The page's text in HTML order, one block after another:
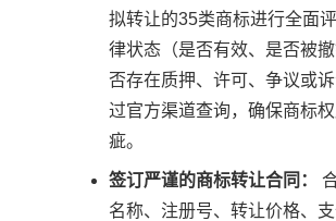
拟转让的35类商标进行全面
律状态（是否有效、是否被
否存在质押、许可、争议或
过官方渠道查询，确保商标
疵。
签订严谨的商标转让合同：
名称、注册号、转让价格、